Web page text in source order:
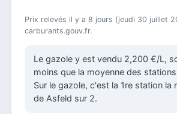
Prix relevés il y a 8 jours (jeudi 30 juillet
carburants.gouv.fr.
Le gazole y est vendu 2,200 €/L,
moins que la moyenne des
Sur le gazole, c'est la 1re station la
de Asfeld sur 2.